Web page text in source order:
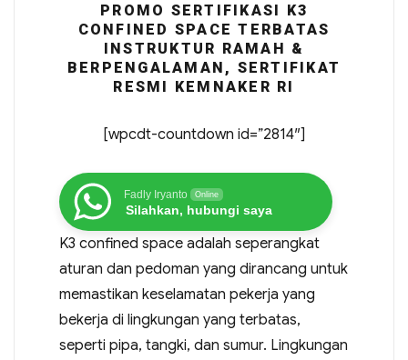
PROMO SERTIFIKASI K3
CONFINED SPACE TERBATAS
INSTRUKTUR RAMAH &
BERPENGALAMAN, SERTIFIKAT
RESMI KEMNAKER RI
[wpcdt-countdown id=”2814″]
Fadly Iryanto Online
Silahkan, hubungi saya
K3 confined space adalah seperangkat
aturan dan pedoman yang dirancang untuk
memastikan keselamatan pekerja yang
bekerja di lingkungan yang terbatas,
seperti pipa, tangki, dan sumur. Lingkungan